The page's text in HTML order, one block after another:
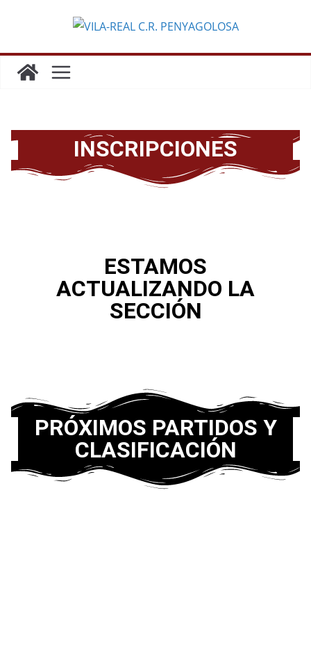
INSCRIPCIONES
ESTAMOS
ACTUALIZANDO LA
SECCIÓN
PRÓXIMOS PARTIDOS Y
CLASIFICACIÓN